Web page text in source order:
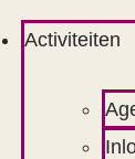
Activiteiten